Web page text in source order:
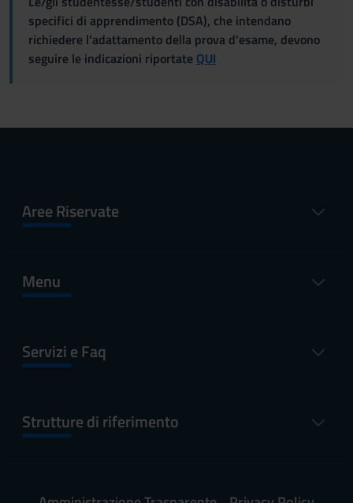
specifici di apprendimento (DSA), che intendano
richiedere l'adattamento della prova d'esame, devono
seguire le indicazioni riportate QUI
Aree Riservate
Menu
Servizi e Faq
Strutture di riferimento